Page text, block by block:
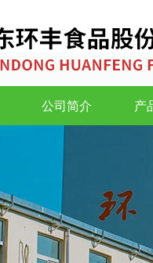
公司简介 产